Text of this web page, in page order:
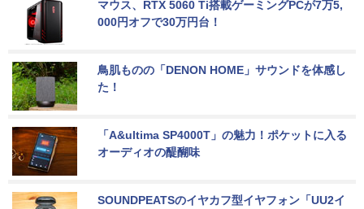
マウス、RTX 5060 Ti搭載ゲーミングPCが7万5,
000円オフで30万円台！
鳥肌ものの「DENON HOME」サウンドを体感し
た！
「A&ultima SP4000T」の魅力！ポケットに入る
オーディオの醍醐味
SOUNDPEATSのイヤカフ型イヤフォン「UU2イ